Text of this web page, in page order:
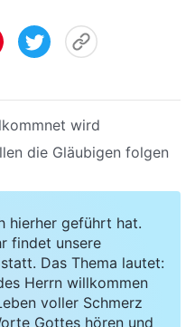
wird
die Gläubigen folgen
hierher geführt hat.
findet unsere
Das Thema lautet:
Herrn willkommen
voller Schmerz
Gottes hören und